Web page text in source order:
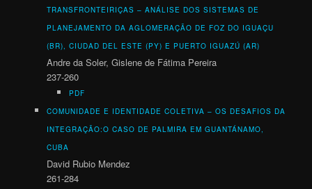
TRANSFRONTEIRIÇAS – ANÁLISE DOS SISTEMAS DE
PLANEJAMENTO DA AGLOMERAÇÃO DE FOZ DO IGUAÇU
(BR), CIUDAD DEL ESTE (PY) E PUERTO IGUAZÚ (AR)
Andre da Soler, Gislene de Fátima Pereira
237-260
PDF
COMUNIDADE E IDENTIDADE COLETIVA – OS DESAFIOS DA
INTEGRAÇÃO:O CASO DE PALMIRA EM GUANTÁNAMO,
CUBA
David Rubio Mendez
261-284